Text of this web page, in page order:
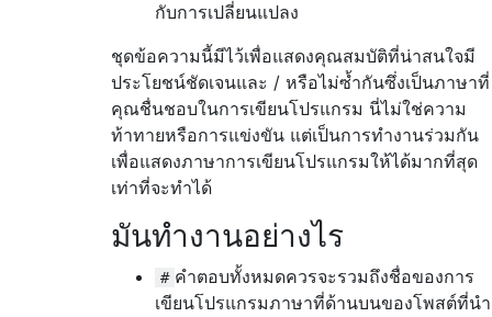
กับการเปลี่ยนแปลง
ชุดข้อความนี้มีไว้เพื่อแสดงคุณสมบัติที่น่าสนใจมี
ประโยชน์ชัดเจนและ / หรือไม่ซ้ำกันซึ่งเป็นภาษาที่
คุณชื่นชอบในการเขียนโปรแกรม นี่ไม่ใช่ความ
ท้าทายหรือการแข่งขัน แต่เป็นการทำงานร่วมกัน
เพื่อแสดงภาษาการเขียนโปรแกรมให้ได้มากที่สุด
เท่าที่จะทำได้
มันทำงานอย่างไร
# คำตอบทั้งหมดควรจะรวมถึงชื่อของการ
เขียนโปรแกรมภาษาที่ด้านบนของโพสต์ที่นำ